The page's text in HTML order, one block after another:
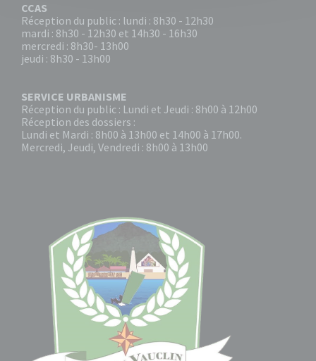
CCAS
Réception du public : lundi : 8h30 - 12h30
mardi : 8h30 - 12h30 et 14h30 - 16h30
mercredi : 8h30- 13h00
jeudi : 8h30 - 13h00
SERVICE URBANISME
Réception du public : Lundi et Jeudi : 8h00 à 12h00
Réception des dossiers :
Lundi et Mardi : 8h00 à 13h00 et 14h00 à 17h00.
Mercredi, Jeudi, Vendredi : 8h00 à 13h00